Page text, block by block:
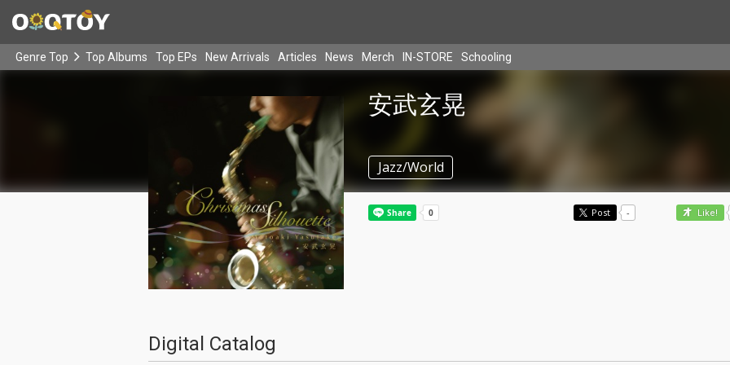
Genre Top Top Albums Top EPs New Arrivals Articles News Merch IN-STORE Schooling
安武玄晃
Jazz/World
Post - Like!
Digital Catalog